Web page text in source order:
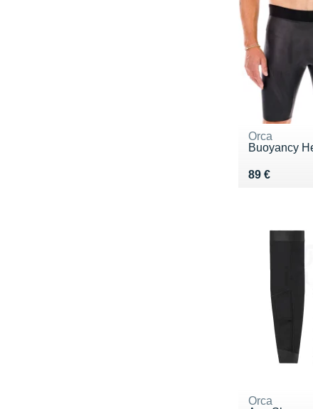
Orca
Buoyancy
89 €
Vendu 89 €
Orca